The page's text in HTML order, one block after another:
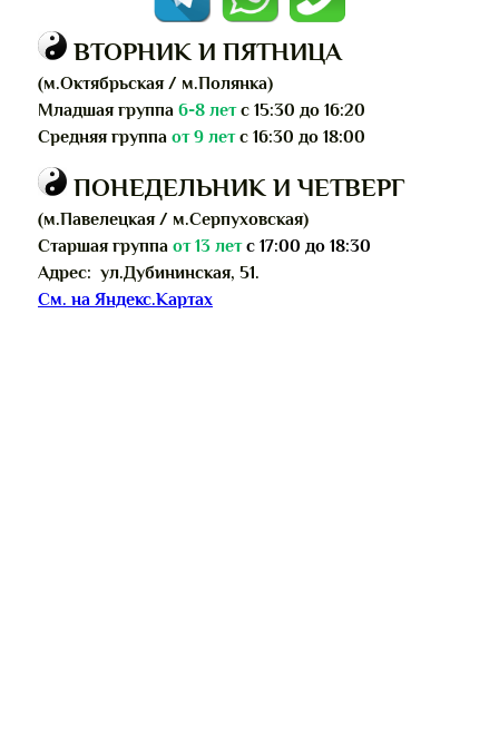
ВТОРНИК И ПЯТНИЦА
(м.Октябрьская / м.Полянка)
Младшая группа 6-8 летс 15:30 до 16:20
Средняя группа от 9 летс 16:30 до 18:00
ПОНЕДЕЛЬНИК И ЧЕТВЕРГ
(м.Павелецкая / м.Серпуховская)
Старшая группа от13 летс 17:00 до 18:30
Адрес: ул.Дубининская, 51.
См. на Яндекс.Картах